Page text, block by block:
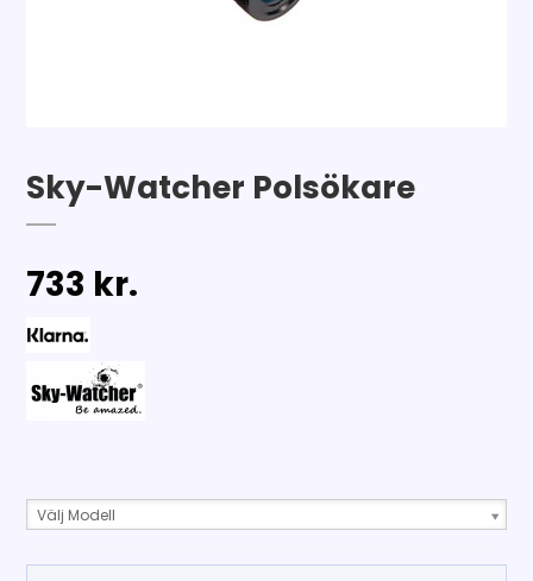
Sky-Watcher Polsökare
733 kr.
Välj Modell